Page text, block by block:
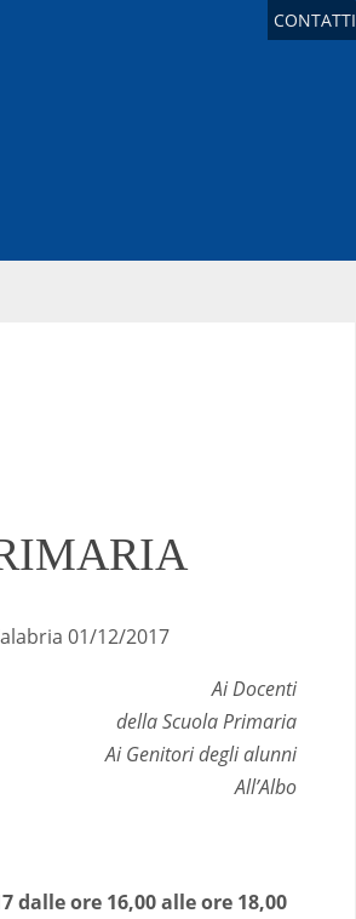
CONTATTI
II.8
2017
Ai Docenti
della Scuola Primaria
Ai Genitori degli alunni
All’Albo
dalle ore 16,00 alle ore 18,00